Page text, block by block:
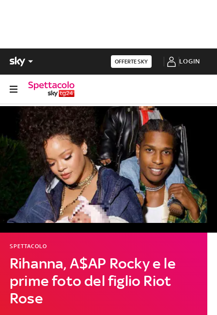
OFFERTE SKY LOGIN
Rihanna, A$AP Rocky e le
prime foto del figlio Riot
Rose
SPETTACOLO